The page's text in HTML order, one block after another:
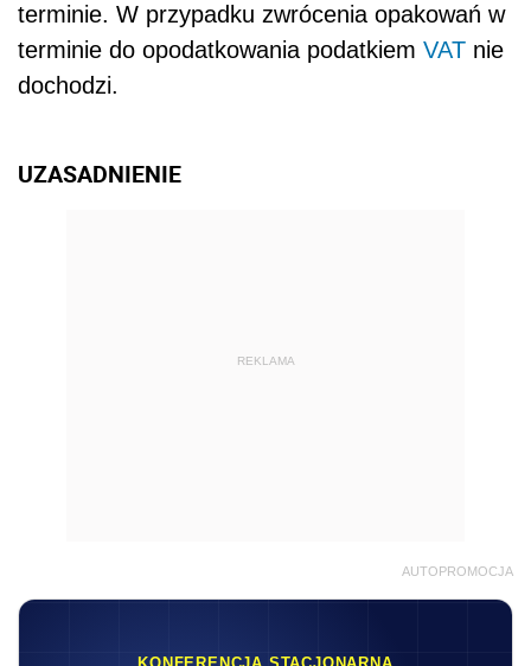
terminie. W przypadku zwrócenia opakowań w
terminie do opodatkowania podatkiem VAT nie
dochodzi.
UZASADNIENIE
REKLAMA
AUTOPROMOCJA